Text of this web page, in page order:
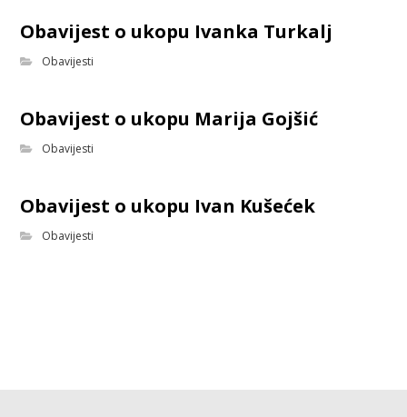
Obavijest o ukopu Ivanka Turkalj
Obavijesti
Obavijest o ukopu Marija Gojšić
Obavijesti
Obavijest o ukopu Ivan Kušećek
Obavijesti